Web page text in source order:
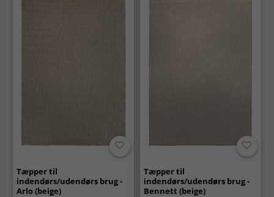
Tæpper til
indendørs/udendørs brug -
Arlo (beige)
Tæpper til
indendørs/udendørs brug -
Bennett (beige)